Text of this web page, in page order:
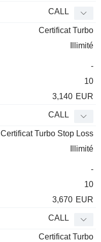
CALL
Certificat Turbo
Illimité
-
10
3,140 EUR
CALL
Certificat Turbo Stop Loss
Illimité
-
10
3,670 EUR
CALL
Certificat Turbo